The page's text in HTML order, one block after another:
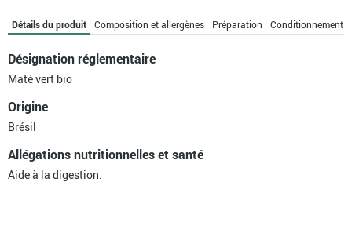
Détails du produit Composition et allergènes Préparation Conditionnement
Désignation réglementaire
Maté vert bio
Origine
Brésil
Allégations nutritionnelles et santé
Aide à la digestion.